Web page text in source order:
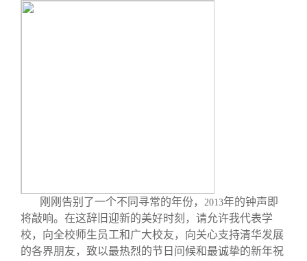
校友文苑
校友讲坛
三创大赛
实用信息
会长致辞
总会章程
刚刚告别了一个不同寻常的年份， 2013年的钟声即
将敲响。在这辞旧迎新的美好时刻，请允许我代表学
校，向全校师生员工和广大校友，向关心支持清华发展
的各界朋友，致以最热烈的节日问候和最诚挚的新年祝